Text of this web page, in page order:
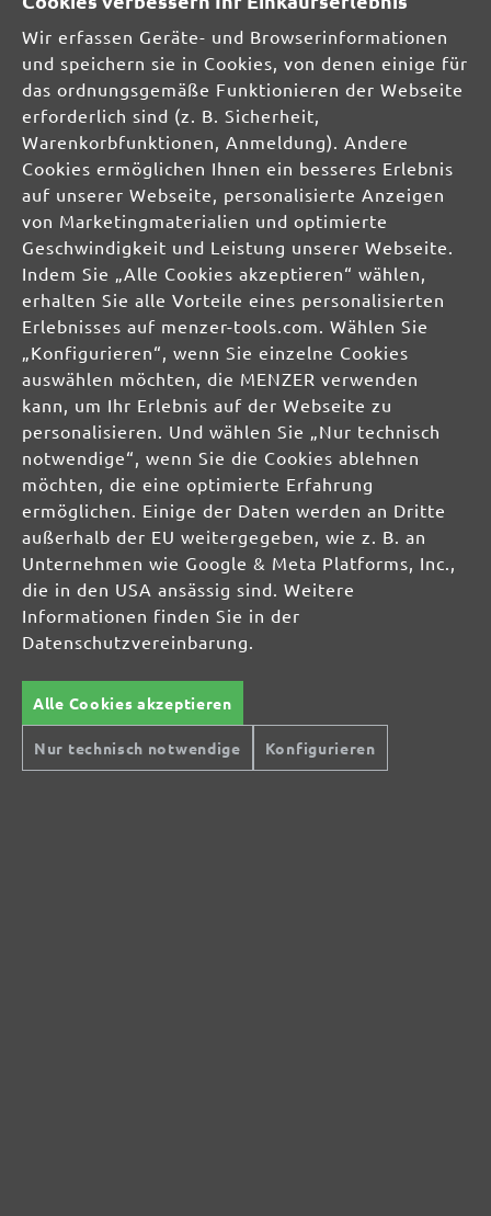
Exzenterschleifer
STAUBFREI-LÖSUNGEN
SCHLEIFMITTEL
Schleifscheiben
Schleifbänder
Schleifgitter
Schleifblätter
Schleifbögen
Schleifvliese
Schleifpads
MIOTOOLS INTERNATIONAL
UK
FR
MIOTOOLS MAGAZIN
Tipps & Tricks
Wissenswertes
SERVICE
Zahlungsmöglichkeiten
Bestellvorgang & FAQ
Artikel zurücksenden
Lieferbedingungen & Versandkosten
Services und Informationen
Wir erfassen Geräte- und Browserinformationen
und speichern sie in Cookies, von denen einige für
das ordnungsgemäße Funktionieren der Webseite
erforderlich sind (z. B. Sicherheit,
Warenkorbfunktionen, Anmeldung). Andere
Cookies ermöglichen Ihnen ein besseres Erlebnis
auf unserer Webseite, personalisierte Anzeigen
von Marketingmaterialien und optimierte
Geschwindigkeit und Leistung unserer Webseite.
Indem Sie „Alle Cookies akzeptieren“ wählen,
erhalten Sie alle Vorteile eines personalisierten
Erlebnisses auf menzer-tools.com. Wählen Sie
„Konfigurieren“, wenn Sie einzelne Cookies
auswählen möchten, die MENZER verwenden
kann, um Ihr Erlebnis auf der Webseite zu
personalisieren. Und wählen Sie „Nur technisch
notwendige“, wenn Sie die Cookies ablehnen
möchten, die eine optimierte Erfahrung
ermöglichen. Einige der Daten werden an Dritte
außerhalb der EU weitergegeben, wie z. B. an
Unternehmen wie Google & Meta Platforms, Inc.,
die in den USA ansässig sind. Weitere
Informationen finden Sie in der
Datenschutzvereinbarung.
Alle Cookies akzeptieren
Nur technisch notwendige Konfigurieren